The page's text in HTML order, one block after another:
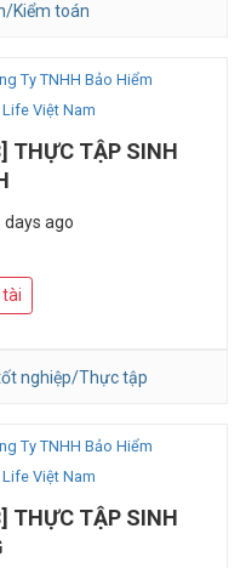
Kiểm toán
Ty TNHH Bảo Hiểm
Việt Nam
THỰC TẬP SINH
days ago
nghiệp/Thực tập
Ty TNHH Bảo Hiểm
Việt Nam
THỰC TẬP SINH